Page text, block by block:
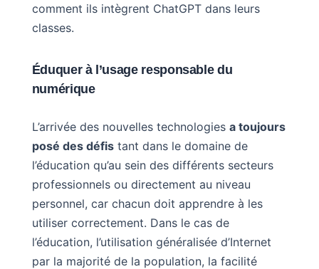
comment ils intègrent ChatGPT dans leurs
classes.
Éduquer à l’usage responsable du
numérique
L’arrivée des nouvelles technologies a toujours
posé des défistant dans le domaine de
l’éducation qu’au sein des différents secteurs
professionnels ou directement au niveau
personnel, car chacun doit apprendre à les
utiliser correctement. Dans le cas de
l’éducation, l’utilisation généralisée d’Internet
par la majorité de la population, la facilité